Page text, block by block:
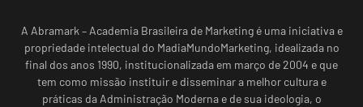
A Abramark – Academia Brasileira de Marketing é uma iniciativa e
propriedade intelectual do MadiaMundoMarketing, idealizada no
final dos anos 1990, institucionalizada em março de 2004 e que
tem como missão instituir e disseminar a melhor cultura e
práticas da Administração Moderna e de sua ideologia, o